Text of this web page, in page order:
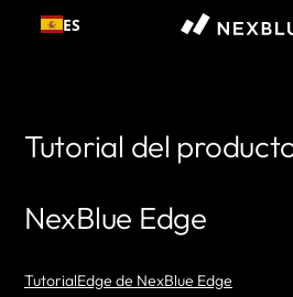
Ir al
contenido
ES
Tutorial del
NexBlue Edge
TutorialEdge de NexBlue Edge